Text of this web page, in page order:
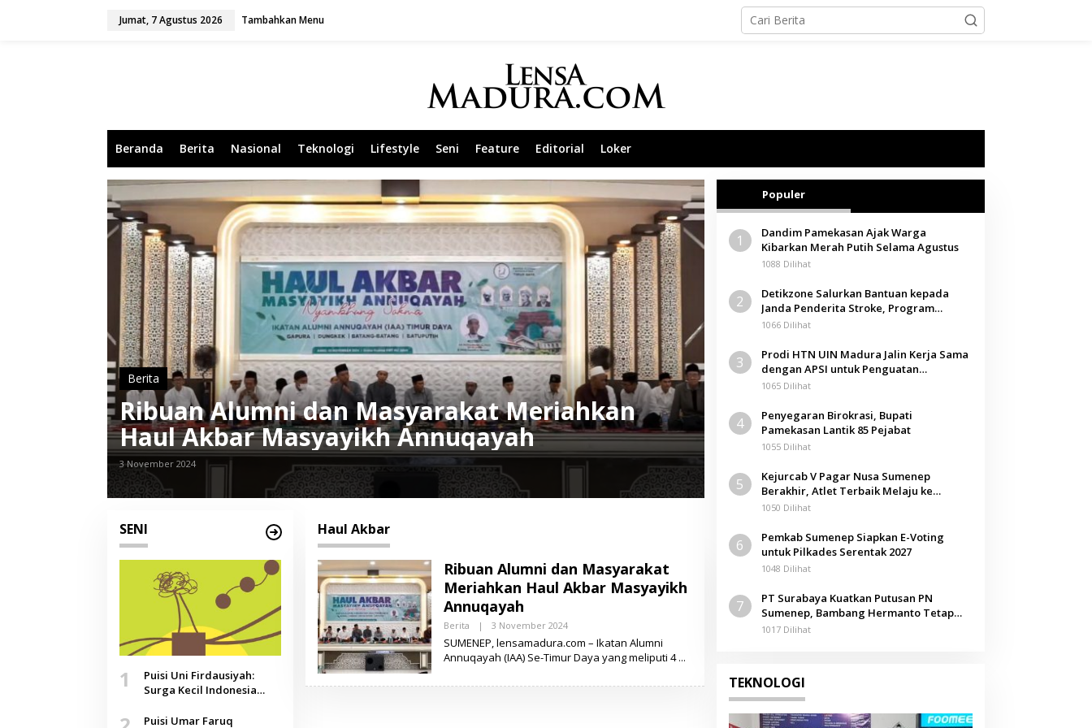
Jumat, 7 Agustus 2026 Tambahkan Menu
Beranda Berita Nasional Teknologi Lifestyle Seni Feature Editorial Loker
Berita
Ribuan Alumni dan Masyarakat Meriahkan
Haul Akbar Masyayikh Annuqayah
3 November 2024
SENI
1
Puisi Uni Firdausiyah:
Surga Kecil Indonesia
Doa yang Jauh, Narasi
Puisi Umar Faruq
Haul Akbar
Ribuan Alumni dan Masyarakat
Meriahkan Haul Akbar Masyayikh
Annuqayah
Berita | 3 November 2024O
E
H
SUMENEP, lensamadura.com – Ikatan Alumni
Annuqayah (IAA) Se-Timur Daya yang meliputi 4
Populer
1
Dandim Pamekasan Ajak Warga
Kibarkan Merah Putih Selama Agustus
1088 Dilihat
2
Detikzone Salurkan Bantuan kepada
Janda Penderita Stroke, Program
Berbagi Masuki Hari ke-61
1066 Dilihat
3
Prodi HTN UIN Madura Jalin Kerja Sama
dengan APSI untuk Penguatan
Kompetensi Mahasiswa
1065 Dilihat
4
Penyegaran Birokrasi, Bupati
Pamekasan Lantik 85 Pejabat
1055 Dilihat
5
Kejurcab V Pagar Nusa Sumenep
Berakhir, Atlet Terbaik Melaju ke
Kejurwil Jatim
1050 Dilihat
6
Pemkab Sumenep Siapkan E-Voting
untuk Pilkades Serentak 2027
1048 Dilihat
7
PT Surabaya Kuatkan Putusan PN
Sumenep, Bambang Hermanto Tetap
Dinyatakan Pemilik Sah Tanah di
1017 Dilihat
TEKNOLOGI